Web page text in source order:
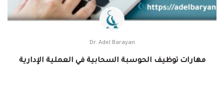
Dr. Adel Barayan
مهارات توظيف الحوسبة السحابية في العملية الإدارية